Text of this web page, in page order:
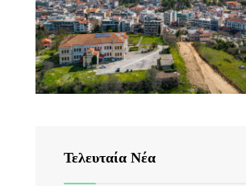
Τελευταία Νέα